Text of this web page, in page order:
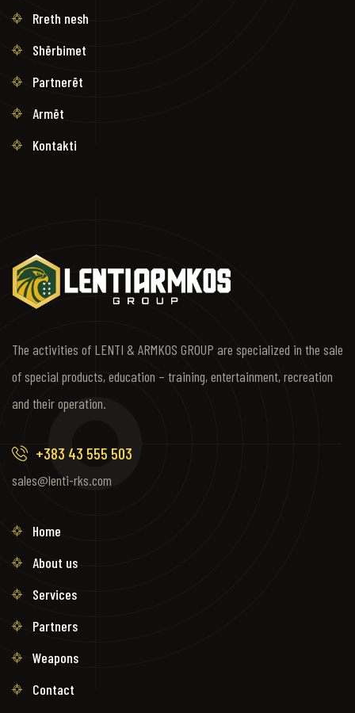
Rreth nesh
Shërbimet
Partnerët
Armët
Kontakti
The activities of LENTI & ARMKOS GROUP are specialized in the sale
of special products, education – training, entertainment, recreation
and their operation.
+383 43 555 503
sales@lenti-rks.com
Home
About us
Services
Partners
Weapons
Contact